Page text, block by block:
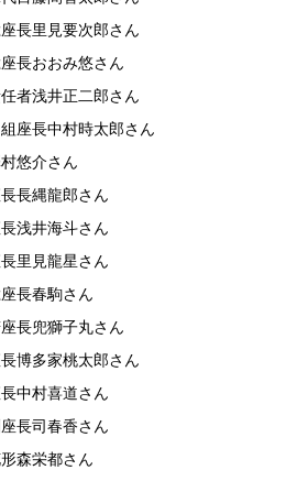
長里見要次郎さん
長おおみ悠さん
者浅井正二郎さん
座長中村時太郎さん
悠介さん
長縄龍郎さん
浅井海斗さん
里見龍星さん
長春駒さん
長兜獅子丸さん
博多家桃太郎さん
中村喜道さん
長司春香さん
森栄都さん